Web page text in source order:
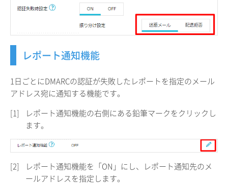
レポート通知機能
1日ごとにDMARCの認証が失敗したレポートを指定のメール
アドレス宛に通知する機能です。
[1]
レポート通知機能の右側にある鉛筆マークをクリックし
ます。
[2]
レポート通知機能を「ON」にし、レポート通知先のメ
ールアドレスを指定します。